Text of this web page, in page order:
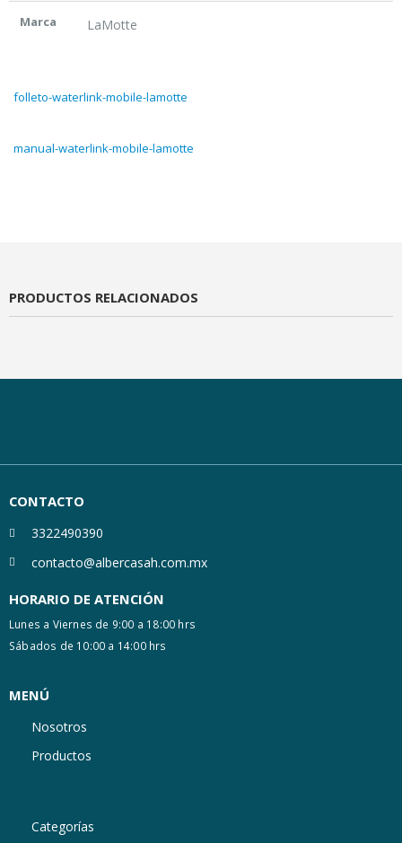
Marca LaMotte
folleto-waterlink-mobile-lamotte
manual-waterlink-mobile-lamotte
PRODUCTOS RELACIONADOS
CONTACTO
3322490390
contacto@albercasah.com.mx
HORARIO DE ATENCIÓN
Lunes a Viernes de 9:00 a 18:00 hrs
Sábados de 10:00 a 14:00 hrs
MENÚ
Nosotros
Productos
Categorías